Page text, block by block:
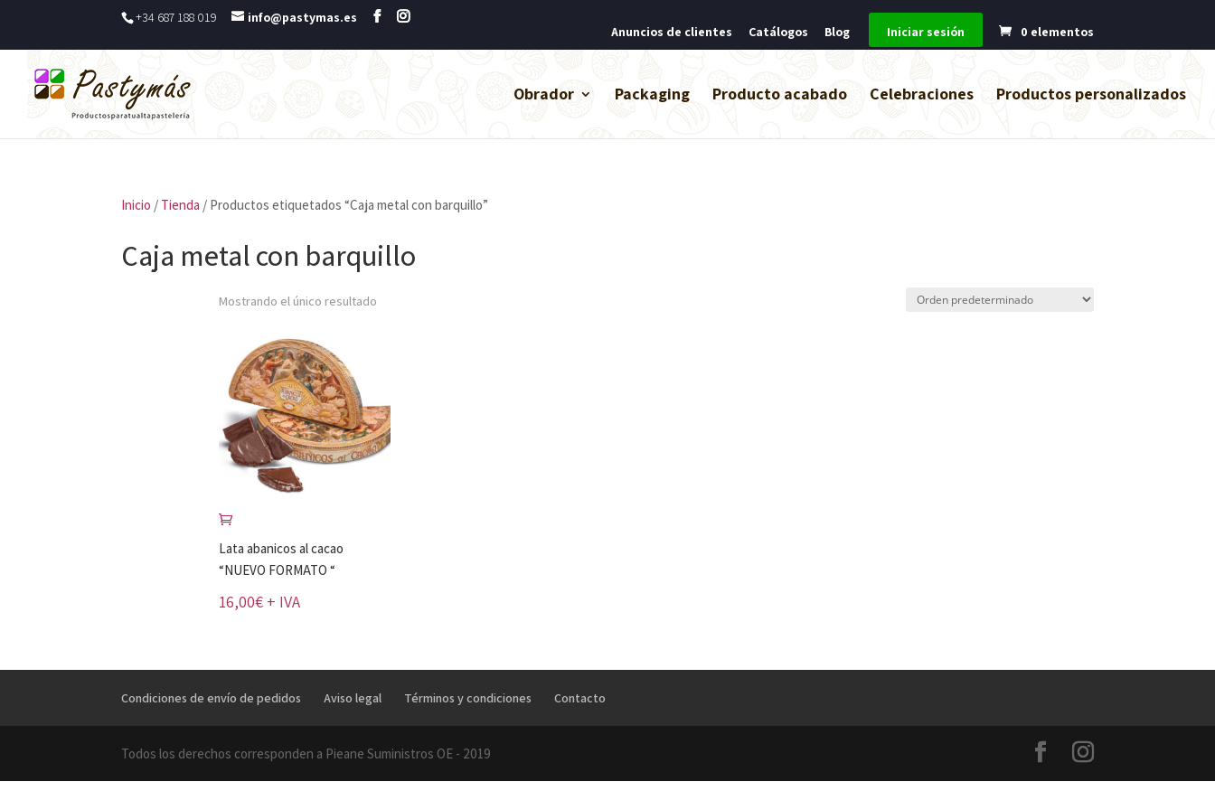
+34 687 188 019
info@pastymas.es
Anuncios de clientes
Catálogos Blog Iniciar sesión 0 elementos
Obrador Packaging Producto acabado Celebraciones Productos personalizados
Inicio / Tienda / Productos etiquetados “Caja metal con barquillo”
Caja metal con barquillo
Mostrando el único resultado
Lata abanicos al cacao
“NUEVO FORMATO “
16,00€ + IVA
Condiciones de envío de pedidos Aviso legal Términos y condiciones Contacto
Todos los derechos corresponden a Pieane Suministros OE - 2019